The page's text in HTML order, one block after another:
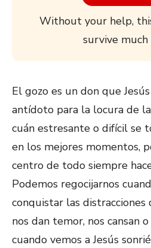
Without your help,
survive
El gozo es un don que
antídoto para la locura de
cuán estresante o difícil se
en los mejores momentos,
centro de todo siempre
Podemos regocijarnos
conquistar las distracciones
nos dan temor, nos cansan
cuando vemos a Jesús